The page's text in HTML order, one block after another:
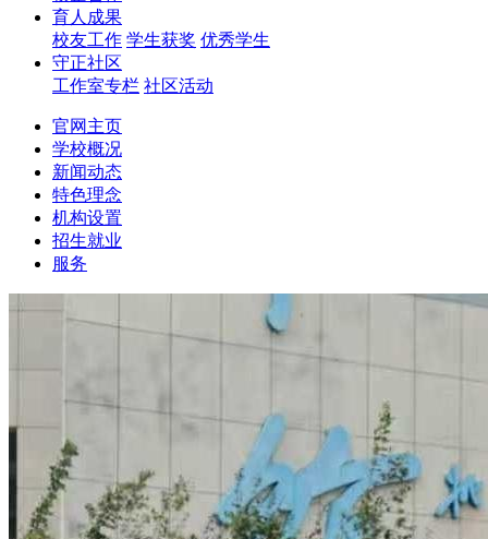
育人成果
校友工作 学生获奖 优秀学生
守正社区
工作室专栏 社区活动
官网主页
学校概况
新闻动态
特色理念
机构设置
招生就业
服务